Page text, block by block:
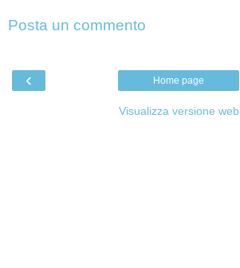
Posta un commento
‹ Home page
Visualizza versione web